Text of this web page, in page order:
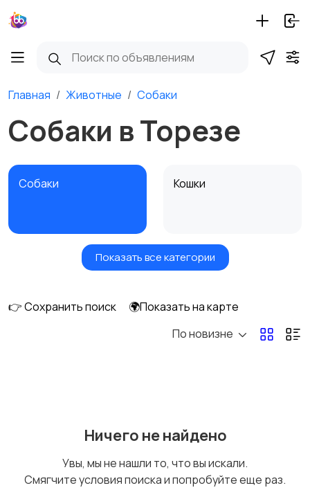
Главная Животные Собаки
Собаки в Торезе
Собаки Кошки
Грызуны
С/х животные
Показать все категории
👉 Сохранить поиск
🌍Показать на карте
По новизне
Ничего не найдено
Увы, мы не нашли то, что вы искали.
Смягчите условия поиска и попробуйте еще раз.